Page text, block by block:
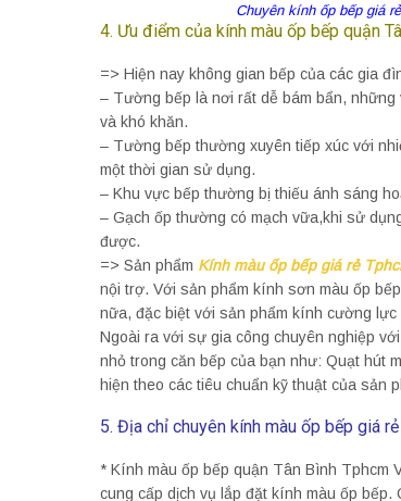
Chuyên kính ốp bếp giá
4. Ưu điểm của kính màu ốp bếp quận
=> Hiện nay không gian bếp của các gia
– Tường bếp là nơi rất dễ bám bẩn,
và khó khăn.
– Tường bếp thường xuyên tiếp xúc với
một thời gian sử dụng.
– Khu vực bếp thường bị thiếu ánh sáng
– Gạch ốp thường có mạch vữa,khi sử
được.
=> Sản phẩm Kính màu ốp bếp giá rẻ
nội trợ. Với sản phẩm kính sơn màu ốp
nữa, đặc biệt với sản phẩm kính cường
Ngoài ra với sự gia công chuyên nghiệp
nhỏ trong căn bếp của bạn như: Quạt hút
hiện theo các tiêu chuẩn kỹ thuật của sản
5. Địa chỉ chuyên kính màu ốp bếp giá
* Kính màu ốp bếp quận Tân Bình Tphcm
cung cấp dịch vụ lắp đặt kính màu ốp